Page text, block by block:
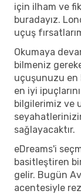
için ilham ve
buradayız.
uçuş
Okumaya
bilmeniz
uçuşunuzu en
en iyi
bilgilerimiz ve
sağlayacaktır.
eDreams'i
basitleştiren
gelir. Bugün
acentesiyle